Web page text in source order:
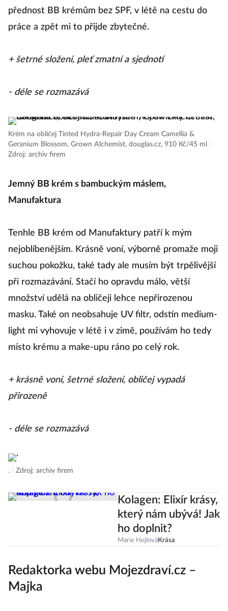
přednost BB krémům bez SPF, v létě na cestu do
práce a zpět mi to přijde zbytečné.
+ šetrné složení, pleť zmatní a sjednotí
- déle se rozmazává
Krém na obličej Tinted Hydra-Repair Day Cream Camellia &
Geranium Blossom, Grown Alchemist, douglas.cz, 910 Kč/45 ml
Zdroj: archiv firem
Jemný BB krém s bambuckým máslem,
Manufaktura
Tenhle BB krém od Manufaktury patří k mým
nejoblíbenějším. Krásně voní, výborně promaže moji
suchou pokožku, také tady ale musím být trpělivější
při rozmazávání. Stačí ho opravdu málo, větší
množství udělá na obličeji lehce nepřirozenou
masku. Také on neobsahuje UV filtr, odstín medium-
light mi vyhovuje v létě i v zimě, používám ho tedy
místo krému a make-upu ráno po celý rok.
+ krásně voní, šetrné složení, obličej vypadá
přirozeně
- déle se rozmazává
. Zdroj: archiv firem
Kolagen: Elixír krásy,
který nám ubývá! Jak
ho doplnit?
Marie HejlováKrása
Redaktorka webu Mojezdraví.cz –
Majka